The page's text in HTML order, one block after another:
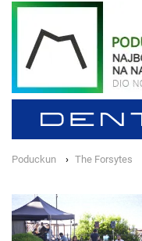
Poduckun The Forsytes